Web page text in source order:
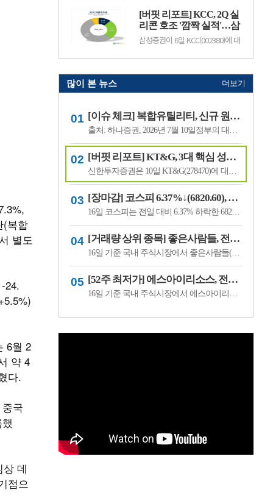
(복합
별도
24.
6월 2
약 4
다.
국
데
점으
레콤의 올해 2분기 연결 기준 영업
이익은 5660억원으로 시장 기대치
를 웃돌.
미국의 추가 구리 관세 부과를 앞
두고 기업들이 미리 물량 확보에
나선 데다, 미국 외 지역에서는 공
급 부족과 생산 차질까지 겹치면서
가격이 빠르게 상승한 것으로 풀이
소(COMEX)의 9월물 구리 가격은
2040만원)까.
[버핏 리포트] KCC, 2Q 실
리콘 호조 '깜짝 실적'…삼
성물산 배당 유입도 긍정
적 - 삼성
삼성증권이 6일 KCC(002380)에 대
해 "실리콘과 건자재 부문의 수익
성 회복으로 2분기 깜짝 실적을 달
로 한 주주환원 정책이 기대되지만
최근 주가 약세를 보이고 있다"며
투자의견 '매수'를 유지하고 목표
KCC의 전일종가는 43만2000원이
다.조현렬 삼성증권 애널리스트...
많이 본 뉴스 더보기
[이슈 체크] 복합유틸리티, 신규 원전 최대 4기 가능성…한국전력 장기 성장 기대
[버핏 리포트] KT&G, 3대 핵심 성장 산업·신성장동력 통해 견조한 주가 기대 – 신한
[장마감] 코스피 6.37%↓(6820.60), 코스닥 4.53%↓(791.84)
[거래량 상위 종목] 좋은사람들, 전일비 29.90% ↑... 현재가 530원
[52주 최저가] 에스아이리소스, 전일비 29.78.% ↓... 현재가 125원